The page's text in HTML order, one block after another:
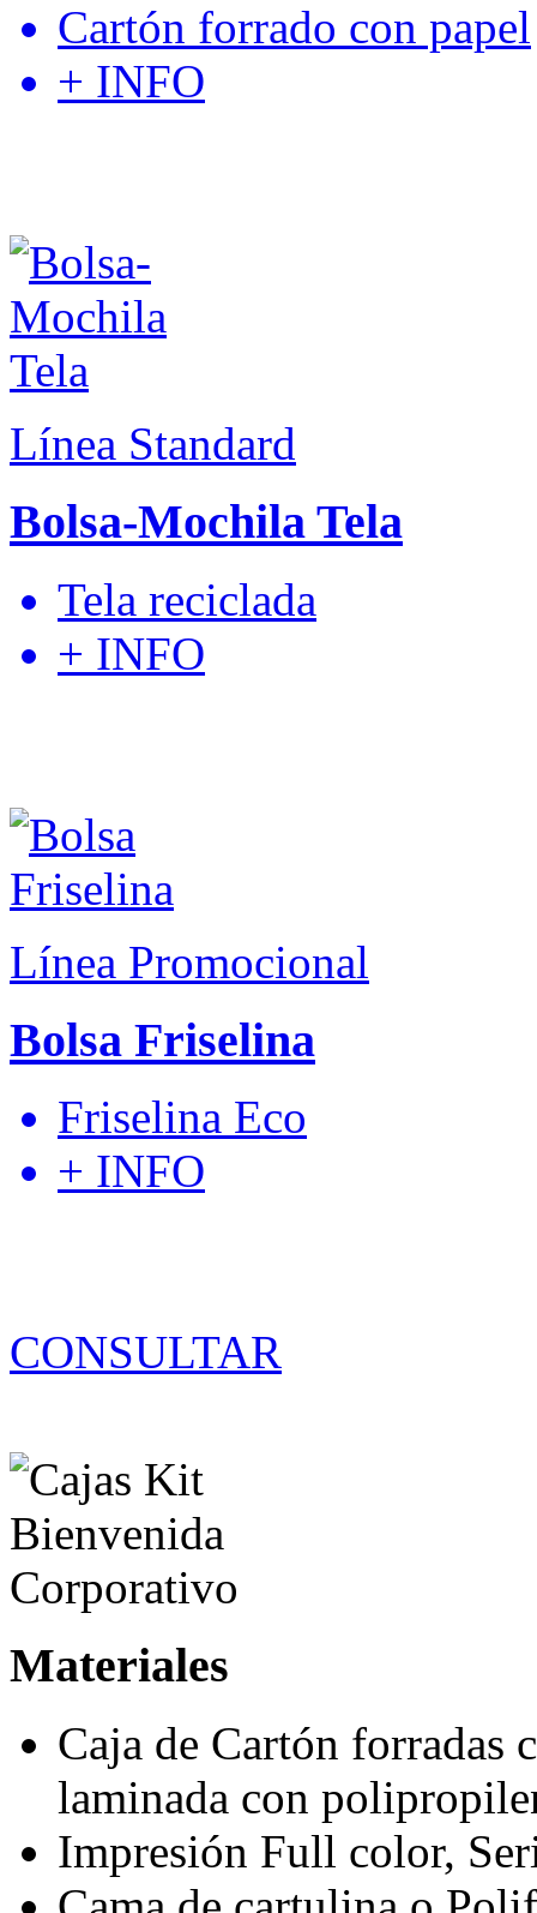
Cartón forrado con papel
+ INFO
Línea Standard
Bolsa-Mochila Tela
Tela reciclada
+ INFO
Línea Promocional
Bolsa Friselina
Friselina Eco
+ INFO
CONSULTAR
Materiales
Caja de Cartón forradas
laminada con
Impresión Full color,